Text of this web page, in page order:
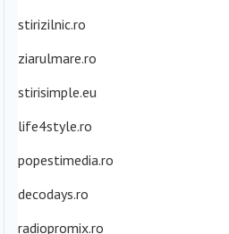
stirizilnic.ro
ziarulmare.ro
stirisimple.eu
life4style.ro
popestimedia.ro
decodays.ro
radiopromix.ro